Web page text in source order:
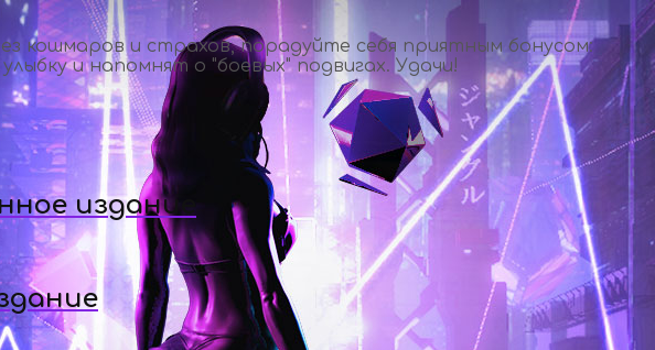
кошмаров и страхов, порадуйте себя приятным бонусом:
и напомнят о "боевых" подвигах. Удачи!
издание